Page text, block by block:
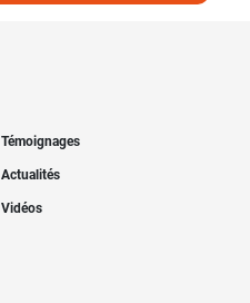
Témoignages
Actualités
Vidéos